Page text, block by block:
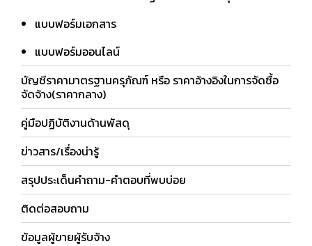
แบบฟอร์มเอกสาร
แบบฟอร์มออนไลน์
บัญชีราคามาตรฐานครุภัณฑ์ หรือ ราคาอ้างอิงในการจัดซื้อ
จัดจ้าง(ราคากลาง)
คู่มือปฏิบัติงานด้านพัสดุ
ข่าวสาร/เรื่องน่ารู้
สรุปประเด็นคำถาม-คำตอบที่พบบ่อย
ติดต่อสอบถาม
ข้อมูลผู้ขายผู้รับจ้าง